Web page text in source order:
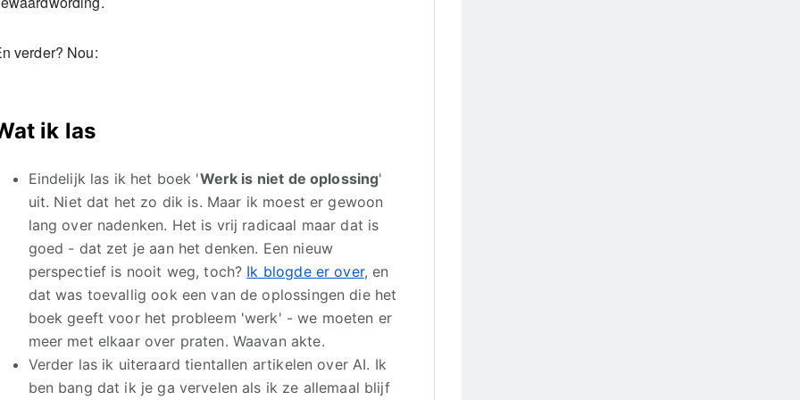
verder? Nou:
ik las
Eindelijk las ik het boek 'Werk is niet de oplossing'
uit. Niet dat het zo dik is. Maar ik moest er gewoon
lang over nadenken. Het is vrij radicaal maar dat is
goed - dat zet je aan het denken. Een nieuw
perspectief is nooit weg, toch? Ik blogde er over, en
dat was toevallig ook een van de oplossingen die het
boek geeft voor het probleem 'werk' - we moeten er
meer met elkaar over praten. Waavan akte.
Verder las ik uiteraard tientallen artikelen over AI. Ik
ben bang dat ik je ga vervelen als ik ze allemaal blijf